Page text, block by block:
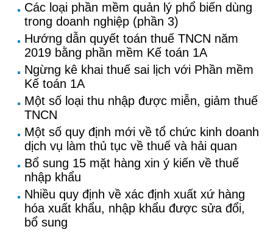
Các loại phần mềm quản lý phổ biến dùng
trong doanh nghiệp (phần 3)
Hướng dẫn quyết toán thuế TNCN năm
2019 bằng phần mềm Kế toán 1A
Ngừng kê khai thuế sai lịch với Phần mềm
Kế toán 1A
Một số loại thu nhập được miễn, giảm thuế
TNCN
Một số quy định mới về tổ chức kinh doanh
dịch vụ làm thủ tục về thuế và hải quan
Bổ sung 15 mặt hàng xin ý kiến về thuế
nhập khẩu
Nhiều quy định về xác định xuất xứ hàng
hóa xuất khẩu, nhập khẩu được sửa đổi,
bổ sung